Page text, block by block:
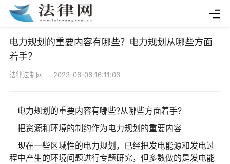
电力规划的重要内容有哪些？电力规划从哪些方面
着手？
法律法制网 2023-06-06 16:11:06
电力规划的重要内容有哪些?从哪些方面着手?
把资源和环境的制约作为电力规划的重要内容
现在一些区域性的电力规划，已经把发电能源和发电过
程中产生的环境问题进行专题研究，但多数做的是发电能